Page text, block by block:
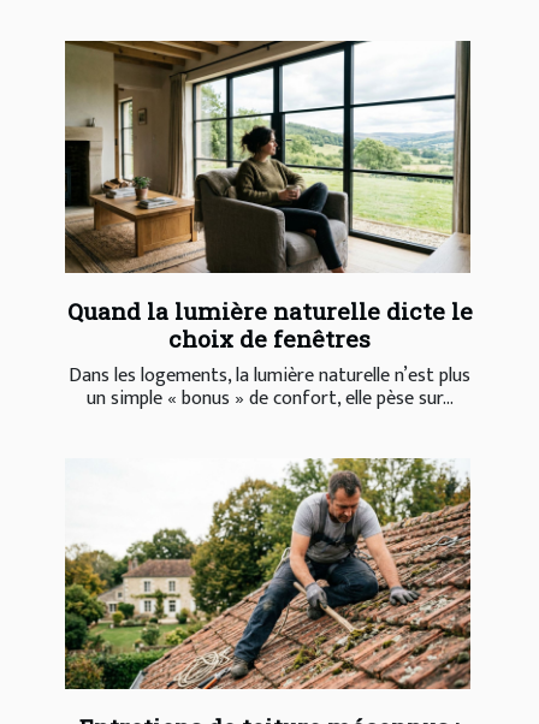
Quand la lumière naturelle dicte le
choix de fenêtres
Dans les logements, la lumière naturelle n’est plus
un simple « bonus » de confort, elle pèse sur...